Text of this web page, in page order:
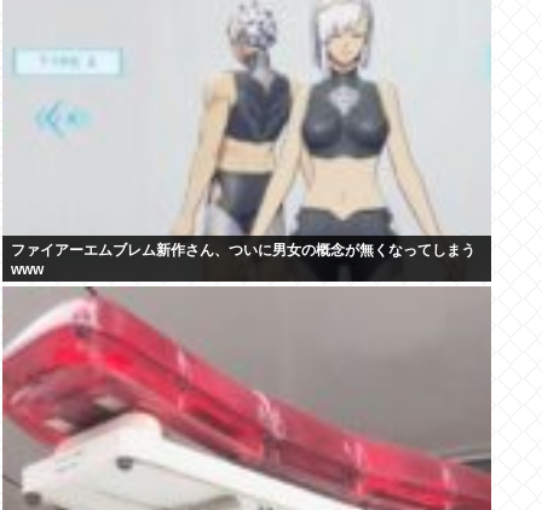
ファイアーエムブレム新作さん、ついに男女の概念が無くなってしまう
www